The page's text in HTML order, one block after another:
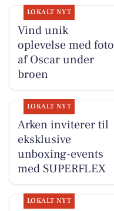
LOKALT NYT
Vind unik
oplevelse med foto
af Oscar under
broen
LOKALT NYT
Arken inviterer til
eksklusive
unboxing-events
med SUPERFLEX
LOKALT NYT